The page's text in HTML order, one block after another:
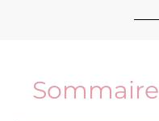
Sommaire